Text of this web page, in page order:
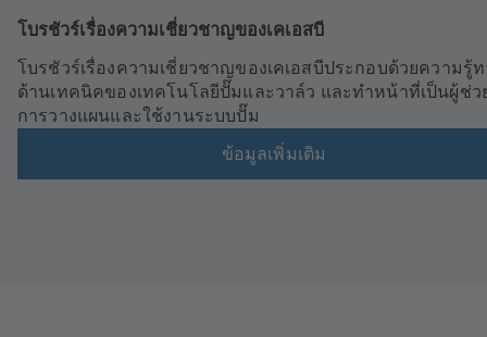
โบรชัวร์เรื่องความเชี่ยวชาญของเคเอสบี
โบรชัวร์เรื่องความเชี่ยวชาญของเคเอสบีประกอบด้วยความรู้ท
ด้านเทคนิคของเทคโนโลยีปั๊มและวาล์ว และทำหน้าที่เป็นผู้ช่ว
การวางแผนและใช้งานระบบปั๊ม
ข้อมูลเพิ่มเติม